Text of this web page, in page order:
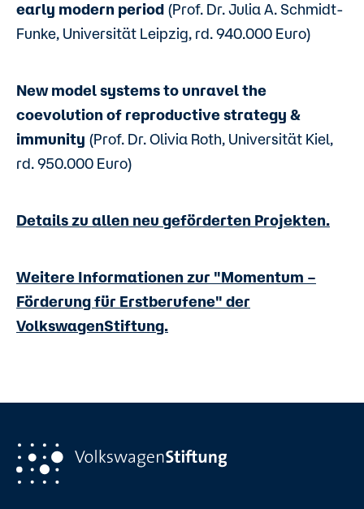
early modern period (Prof. Dr. Julia A. Schmidt-
Funke, Universität Leipzig, rd. 940.000 Euro)
New model systems to unravel the
coevolution of reproductive strategy &
immunity (Prof. Dr. Olivia Roth, Universität Kiel,
rd. 950.000 Euro)
Details zu allen neu geförderten Projekten.
Weitere Informationen zur "Momentum –
Förderung für Erstberufene" der
VolkswagenStiftung.